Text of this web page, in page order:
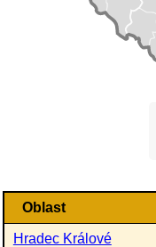
Oblast
Hradec Králové